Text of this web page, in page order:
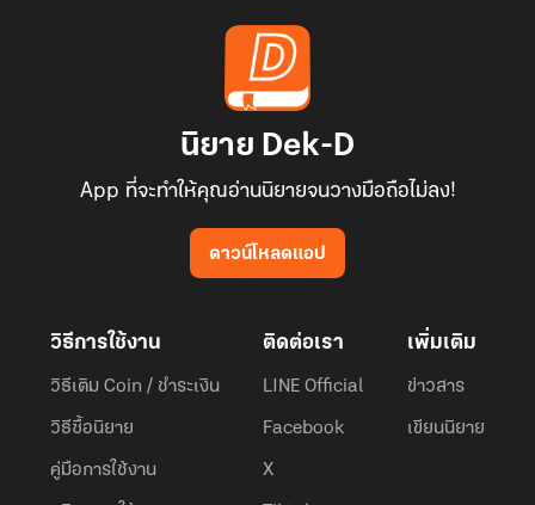
นิยาย Dek-D
App ที่จะทำให้คุณอ่านนิยายจนวางมือถือไม่ลง!
ดาวน์โหลดแอป
วิธีการใช้งาน
วิธีเติม Coin / ชำระเงิน
วิธีซื้อนิยาย
คู่มือการใช้งาน
ติดต่อเรา
LINE Official
Facebook
X
เพิ่มเติม
ข่าวสาร
เขียนนิยาย